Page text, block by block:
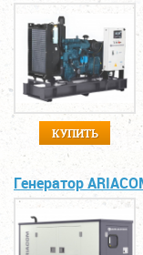
КУПИТЬ
Генератор